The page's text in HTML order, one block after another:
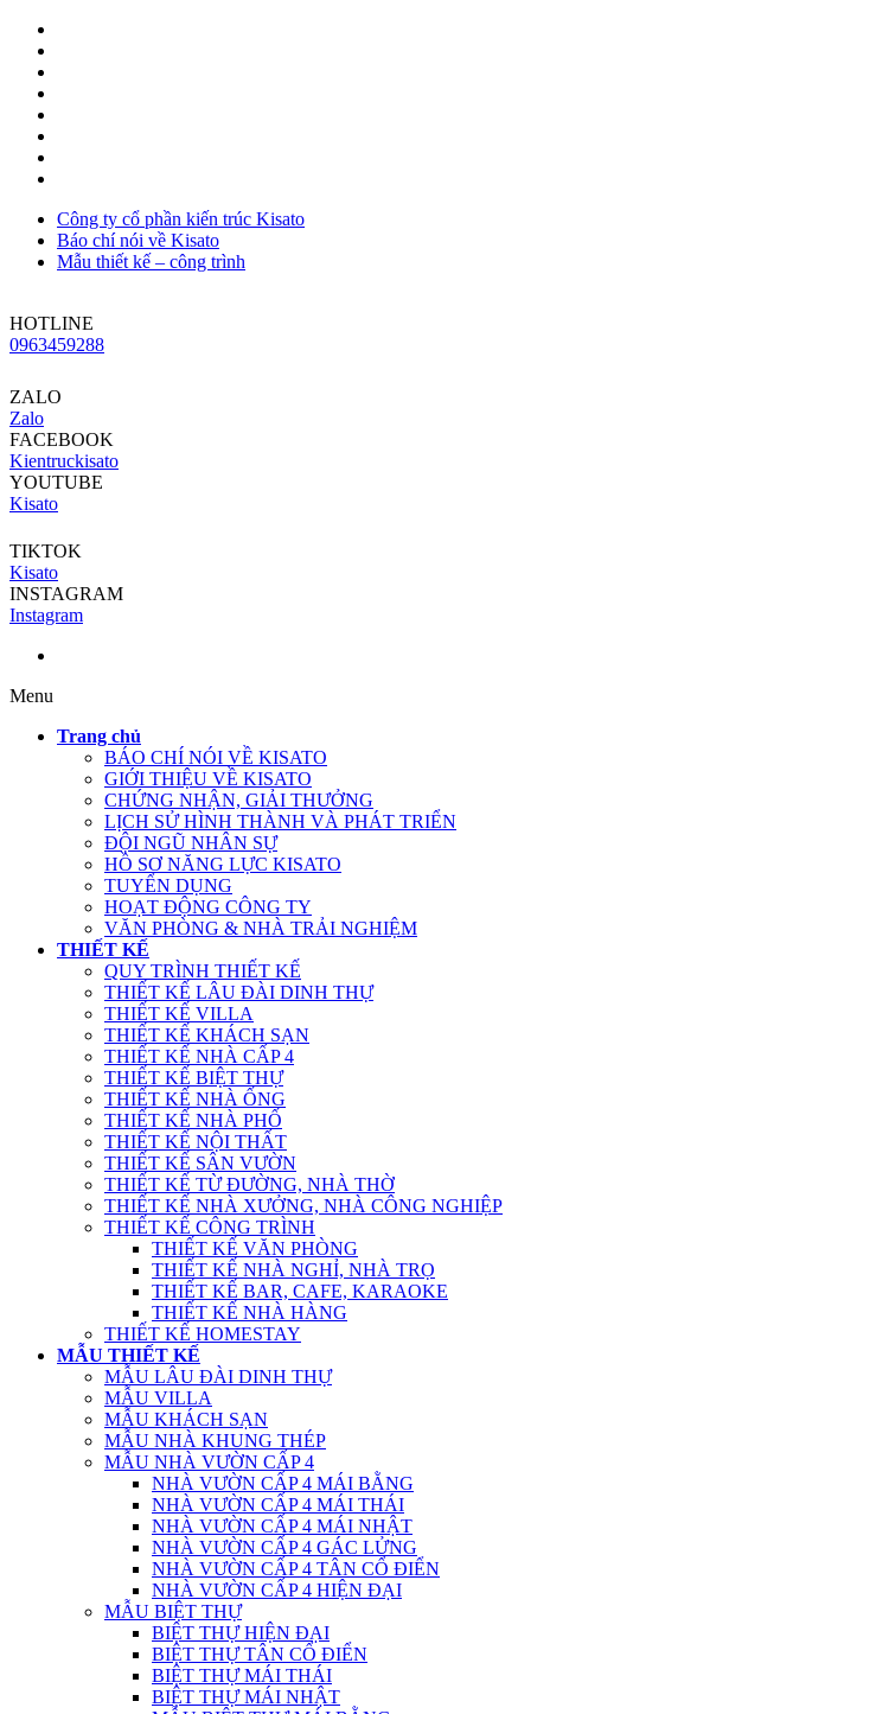
Công ty cổ phần kiến trúc Kisato
Báo chí nói về Kisato
Mẫu thiết kế – công trình
HOTLINE
0963459288
ZALO
Zalo
FACEBOOK
Kientruckisato
YOUTUBE
Kisato
TIKTOK
Kisato
INSTAGRAM
Instagram
Menu
Trang chủ
BÁO CHÍ NÓI VỀ KISATO
GIỚI THIỆU VỀ KISATO
CHỨNG NHẬN, GIẢI THƯỞNG
LỊCH SỬ HÌNH THÀNH VÀ PHÁT TRIỂN
ĐỘI NGŨ NHÂN SỰ
HỒ SƠ NĂNG LỰC KISATO
TUYỂN DỤNG
HOẠT ĐỘNG CÔNG TY
VĂN PHÒNG & NHÀ TRẢI NGHIỆM
THIẾT KẾ
QUY TRÌNH THIẾT KẾ
THIẾT KẾ LÂU ĐÀI DINH THỰ
THIẾT KẾ VILLA
THIẾT KẾ KHÁCH SẠN
THIẾT KẾ NHÀ CẤP 4
THIẾT KẾ BIỆT THỰ
THIẾT KẾ NHÀ ỐNG
THIẾT KẾ NHÀ PHỐ
THIẾT KẾ NỘI THẤT
THIẾT KẾ SÂN VƯỜN
THIẾT KẾ TỪ ĐƯỜNG, NHÀ THỜ
THIẾT KẾ NHÀ XƯỞNG, NHÀ CÔNG NGHIỆP
THIẾT KẾ CÔNG TRÌNH
THIẾT KẾ VĂN PHÒNG
THIẾT KẾ NHÀ NGHỈ, NHÀ TRỌ
THIẾT KẾ BAR, CAFE, KARAOKE
THIẾT KẾ NHÀ HÀNG
THIẾT KẾ HOMESTAY
MẪU THIẾT KẾ
MẪU LÂU ĐÀI DINH THỰ
MẪU VILLA
MẪU KHÁCH SẠN
MẪU NHÀ KHUNG THÉP
MẪU NHÀ VƯỜN CẤP 4
NHÀ VƯỜN CẤP 4 MÁI BẰNG
NHÀ VƯỜN CẤP 4 MÁI THÁI
NHÀ VƯỜN CẤP 4 MÁI NHẬT
NHÀ VƯỜN CẤP 4 GÁC LỬNG
NHÀ VƯỜN CẤP 4 TÂN CỔ ĐIỂN
NHÀ VƯỜN CẤP 4 HIỆN ĐẠI
MẪU BIỆT THỰ
BIỆT THỰ HIỆN ĐẠI
BIỆT THỰ TÂN CỔ ĐIỂN
BIỆT THỰ MÁI THÁI
BIỆT THỰ MÁI NHẬT